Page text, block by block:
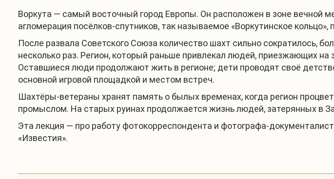
Воркута — самый восточный город Европы. Он расположен в зоне вечной
агломерация посёлков-спутников, так называемое «Воркутинское
После развала Советского Союза количество шахт сильно сократилось,
несколько раз. Регион, который раньше привлекал людей, приезжающих
Оставшиеся люди продолжают жить в регионе; дети проводят своё
основной игровой площадкой и местом встреч.
Шахтёры-ветераны хранят память о былых временах, когда регион
промыслом. На старых руинах продолжается жизнь людей, затерянных в
Эта лекция — про работу фотокорреспондента и фотографа-
«Известия».